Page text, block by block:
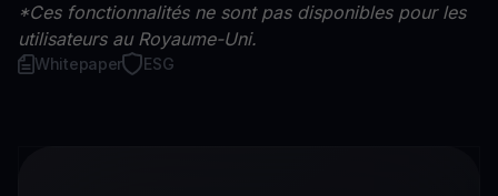
*Ces fonctionnalités ne sont pas disponibles pour les
utilisateurs au Royaume-Uni.
Whitepaper ESG